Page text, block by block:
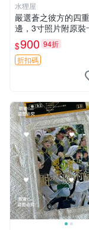
水狸屋
嚴選蒼之彼方的四
邊，3寸照片附原裝
照 收藏級 影印品 杜
質地 限量版 Aokana
ythm 藍光紀念照 簽
$900 94折
折扣碼